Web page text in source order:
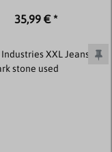
35,99 € *